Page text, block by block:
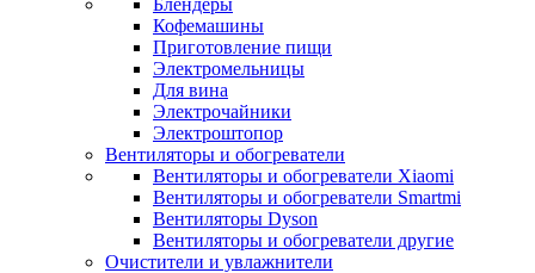
Блендеры
Кофемашины
Приготовление пищи
Электромельницы
Для вина
Электрочайники
Электроштопор
Вентиляторы и обогреватели
Вентиляторы и обогреватели Xiaomi
Вентиляторы и обогреватели Smartmi
Вентиляторы Dyson
Вентиляторы и обогреватели другие
Очистители и увлажнители